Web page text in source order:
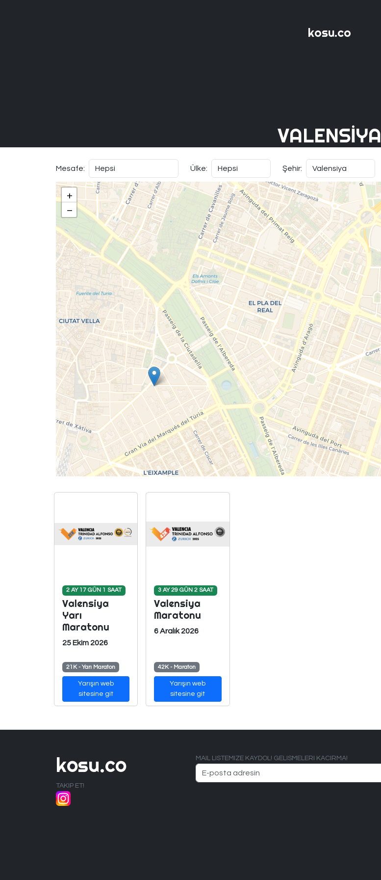
kosu.co
VALENSIYA
Mesafe: Ülke: Şehir:
+
−
2 AY 17 GÜN 1 SAAT
Valensiya
Yarı
Maratonu
25 Ekim 2026
21K - Yarı Maraton
Yarışın web
sitesine git
3 AY 29 GÜN 2 SAAT
Valensiya
Maratonu
6 Aralık 2026
42K - Maraton
Yarışın web
sitesine git
kosu.co
TAKIP ET!
MAIL LISTEMIZE KAYDOL! GELISMELERI KACIRMA!